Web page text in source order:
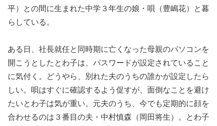
平）との間に生まれた中学３年生の娘・唄（豊嶋花）と暮
らしている。
ある日、社長就任と同時期に亡くなった母親のパソコンを
開こうとしたとわ子は、パスワードが設定されていること
に気付く。どうやら、別れた夫のうちの誰かが設定したら
しい。唄はすぐに確認するよう促すが、面倒なことを避け
たいとわ子は気が重い。元夫のうち、今でも定期的に顔を
合わせるのは３番目の夫・中村慎森（岡田将生）。とわ子